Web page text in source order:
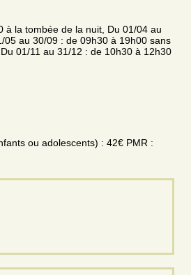
à la tombée de la nuit, Du 01/04 au
au 30/09 : de 09h30 à 19h00 sans
01/11 au 31/12 : de 10h30 à 12h30
ou adolescents) : 42€ PMR :